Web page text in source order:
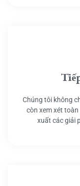
Chúng tôi không
còn xem xét
xuất các giải